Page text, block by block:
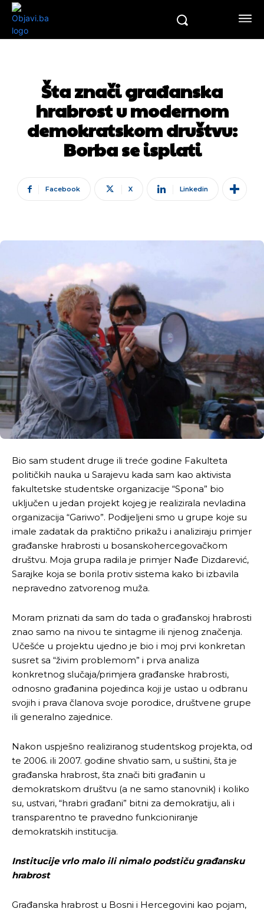
Šta znači građanska
hrabrost u modernom
demokratskom društvu:
Borba se isplati
Facebook X Linkedin
Bio sam student druge ili treće godine Fakulteta
političkih nauka u Sarajevu kada sam kao aktivista
fakultetske studentske organizacije “Spona” bio
uključen u jedan projekt kojeg je realizirala nevladina
organizacija “Gariwo”. Podijeljeni smo u grupe koje su
imale zadatak da praktično prikažu i analiziraju primjer
građanske hrabrosti u bosanskohercegovačkom
društvu. Moja grupa radila je primjer Nađe Dizdarević,
Sarajke koja se borila protiv sistema kako bi izbavila
nepravedno zatvorenog muža.
Moram priznati da sam do tada o građanskoj hrabrosti
znao samo na nivou te sintagme ili njenog značenja.
Učešće u projektu ujedno je bio i moj prvi konkretan
susret sa “živim problemom” i prva analiza
konkretnog slučaja/primjera građanske hrabrosti,
odnosno građanina pojedinca koji je ustao u odbranu
svojih i prava članova svoje porodice, društvene grupe
ili generalno zajednice.
Nakon uspješno realiziranog studentskog projekta, od
te 2006. ili 2007. godine shvatio sam, u suštini, šta je
građanska hrabrost, šta znači biti građanin u
demokratskom društvu (a ne samo stanovnik) i koliko
su, ustvari, “hrabri građani” bitni za demokratiju, ali i
transparentno te pravedno funkcioniranje
demokratskih institucija.
Institucije vrlo malo ili nimalo podstiču građansku
hrabrost
Građanska hrabrost u Bosni i Hercegovini kao pojam,